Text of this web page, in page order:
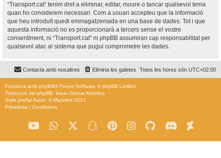
“Transport.cat” tenim dret a eliminar, editar, moure o tancar qualsevol tema
quan ho considerem necessari. Com a usuari accepteu que la informació
que heu introduït quedi emmagatzemada en una base de dades. Tot i que
aquesta informació no es proporcionarà a tercers sense el vostre
consentiment, ni “Transport.cat” ni phpBB assumiran cap responsabilitat per
qualsevol atac al sistema que pugui comprometre les dades.
Totes les hores són UTC+02:00
Elimina les galetes
Contacta amb nosaltres
Funciona amb phpBB® Forum Software © phpBB Limited
Traducció del phpBB: Isaac Garcia Abrodos
Style proflatAutor: ©Mazeltof 2017
Privadesa | Condicions